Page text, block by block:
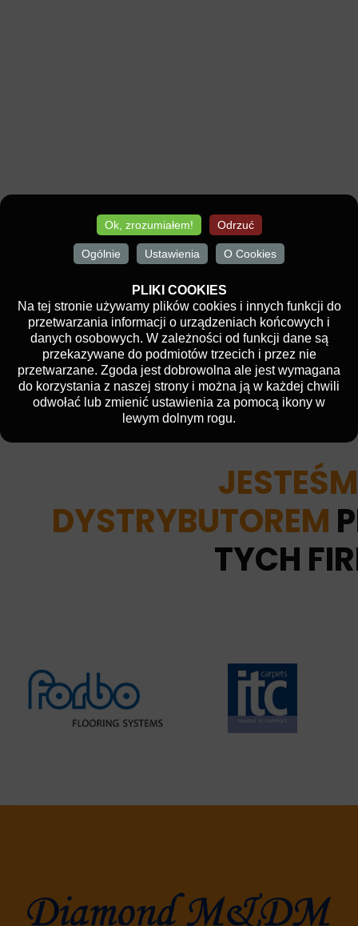
DYSTRYBUTOREM
TYCH
PLIKI COOKIES
Na tej stronie używamy plików cookies i innych funkcji do
przetwarzania informacji o urządzeniach końcowych i
danych osobowych. W zależności od funkcji dane są
przekazywane do podmiotów trzecich i przez nie
przetwarzane. Zgoda jest dobrowolna ale jest wymagana
do korzystania z naszej strony i można ją w każdej chwili
odwołać lub zmienić ustawienia za pomocą ikony w
lewym dolnym rogu.
Ok, zrozumiałem! Odrzuć
Ogólnie Ustawienia O Cookies